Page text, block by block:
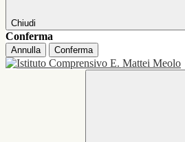
Chiudi
Conferma
Annulla Conferma